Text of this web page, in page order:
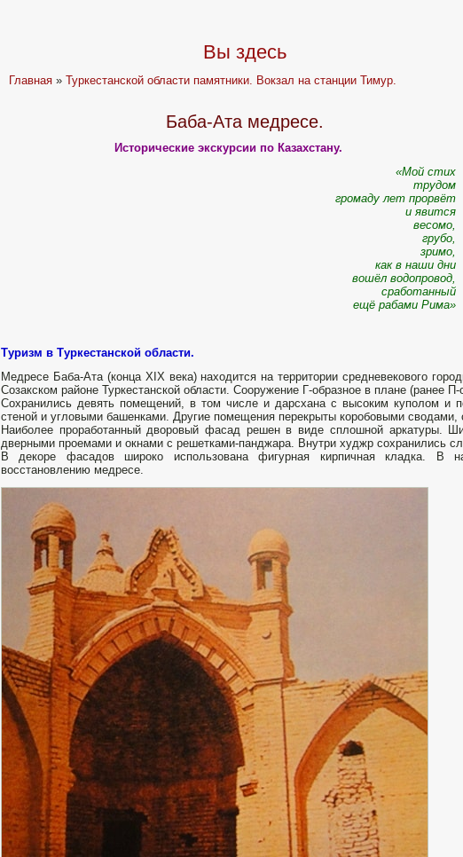
Вы здесь
Главная »Туркестанской области памятники. Вокзал на станции Тимур.
Баба-Ата медресе.
Исторические экскурсии по Казахстану.
«Мой стих
трудом
громаду лет прорвёт
и явится
весомо,
грубо,
зримо,
как в наши дни
вошёл водопровод,
сработанный
ещё рабами Рима»
Туризм в Туркестанской области.
Медресе Баба-Ата (конца XIX века) находится на территории средневекового
Созакском районе Туркестанской области. Сооружение Г-образное в плане (ранее П-
Сохранились девять помещений, в том числе и дарсхана с высоким куполом и
стеной и угловыми башенками. Другие помещения перекрыты коробовыми сводами,
Наиболее проработанный дворовый фасад решен в виде сплошной аркатуры.
дверными проемами и окнами с решетками-панджара. Внутри худжр сохранились
В декоре фасадов широко использована фигурная кирпичная кладка. В
восстановлению медресе.